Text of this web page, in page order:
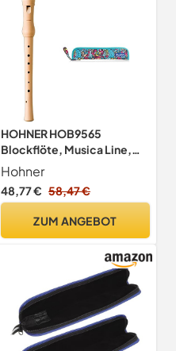
HOHNER HOB9565
Blockflöte, Musica Line,
deutsch, zweiteilig,
Birnbaum hell & Safta
Flötentasche Portaflautas
37 centimeters
Hohner
48,77 € 58,47 €
ZUM ANGEBOT